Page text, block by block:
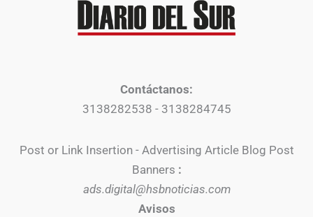
Contáctanos:
3138282538 - 3138284745
Post or Link Insertion - Advertising Article Blog Post
Banners :
ads.digital@hsbnoticias.com
Avisos